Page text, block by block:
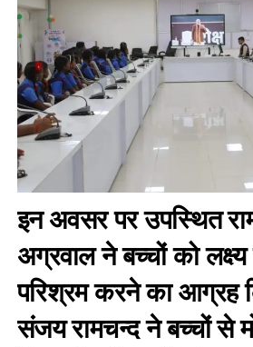
इन अवसर पर उपस्थित
अग्रवाल ने बच्चों को
परिश्रम करने का आग्रह
संजय रामचन्द ने बच्चों से